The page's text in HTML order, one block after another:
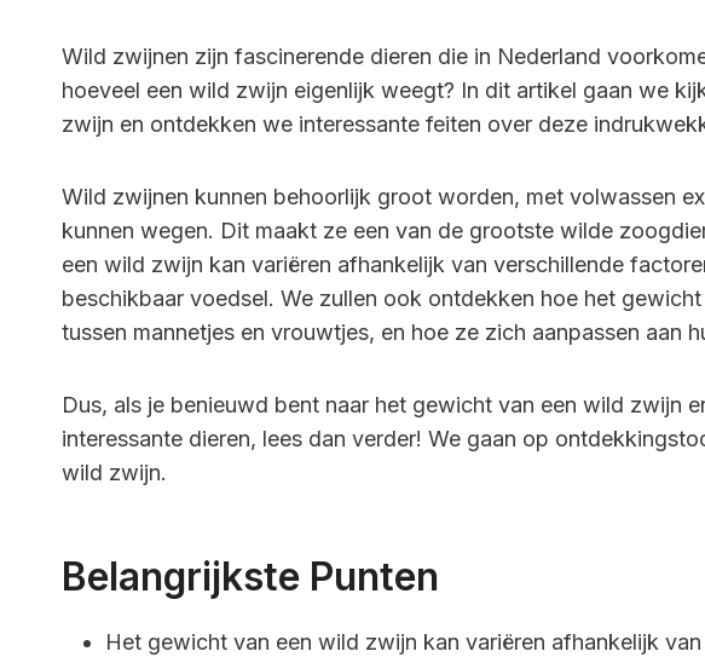
Wild zwijnen zijn fascinerende dieren die in Nederland
hoeveel een wild zwijn eigenlijk weegt? In dit artikel gaan we
zwijn en ontdekken we interessante feiten over deze
Wild zwijnen kunnen behoorlijk groot worden, met volwassen
kunnen wegen. Dit maakt ze een van de grootste wilde
een wild zwijn kan variëren afhankelijk van verschillende
beschikbaar voedsel. We zullen ook ontdekken hoe het
tussen mannetjes en vrouwtjes, en hoe ze zich aanpassen aan
Dus, als je benieuwd bent naar het gewicht van een wild zwijn
interessante dieren, lees dan verder! We gaan op
wild zwijn.
Belangrijkste Punten
Het gewicht van een wild zwijn kan variëren afhankelijk